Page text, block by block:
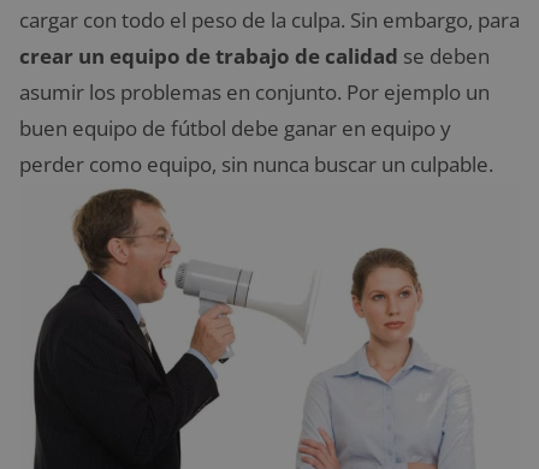
cargar con todo el peso de la culpa. Sin embargo, para
crear un equipo de trabajo de calidad se deben
asumir los problemas en conjunto. Por ejemplo un
buen equipo de fútbol debe ganar en equipo y
perder como equipo, sin nunca buscar un culpable.